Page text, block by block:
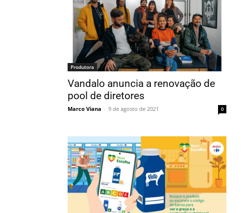
Produtora
Vandalo anuncia a renovação de
pool de diretores
Marco Viana - 9 de agosto de 2021 0